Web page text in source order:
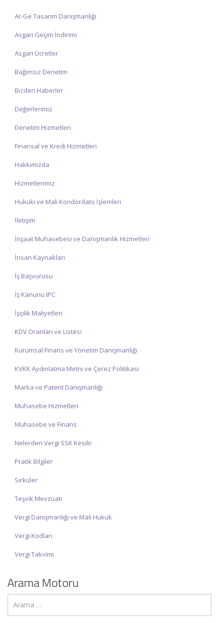
Ar-Ge Tasarım Danışmanlığı
Asgari Geçim İndirimi
Asgari Ücretler
Bağımsız Denetim
Bizden Haberler
Değerlerimiz
Denetim Hizmetleri
Finansal ve Kredi Hizmetleri
Hakkımızda
Hizmetlerimiz
Hukuki ve Mali Kondordato İşlemleri
İletişim
İnşaat Muhasebesi ve Danışmanlık Hizmetleri
İnsan Kaynakları
İş Başvurusu
İş Kanunu IPC
İşçilik Maliyetleri
KDV Oranları ve Listesi
Kurumsal Finans ve Yönetim Danışmanlığı
KVKK Aydınlatma Metni ve Çerez Politikası
Marka ve Patent Danışmanlığı
Muhasebe Hizmetleri
Muhasebe ve Finans
Nelerden Vergi SSK Kesilir
Pratik Bilgiler
Sirküler
Teşvik Mevzuatı
Vergi Danışmanlığı ve Mali Hukuk
Vergi Kodları
Vergi Takvimi
Arama Motoru